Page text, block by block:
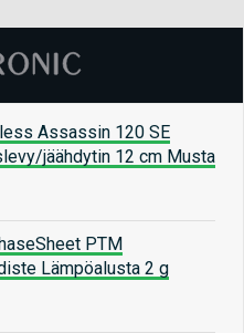
Assassin 120 SE
jäähdytin 12 cm Musta
PTM
Lämpöalusta 2 g